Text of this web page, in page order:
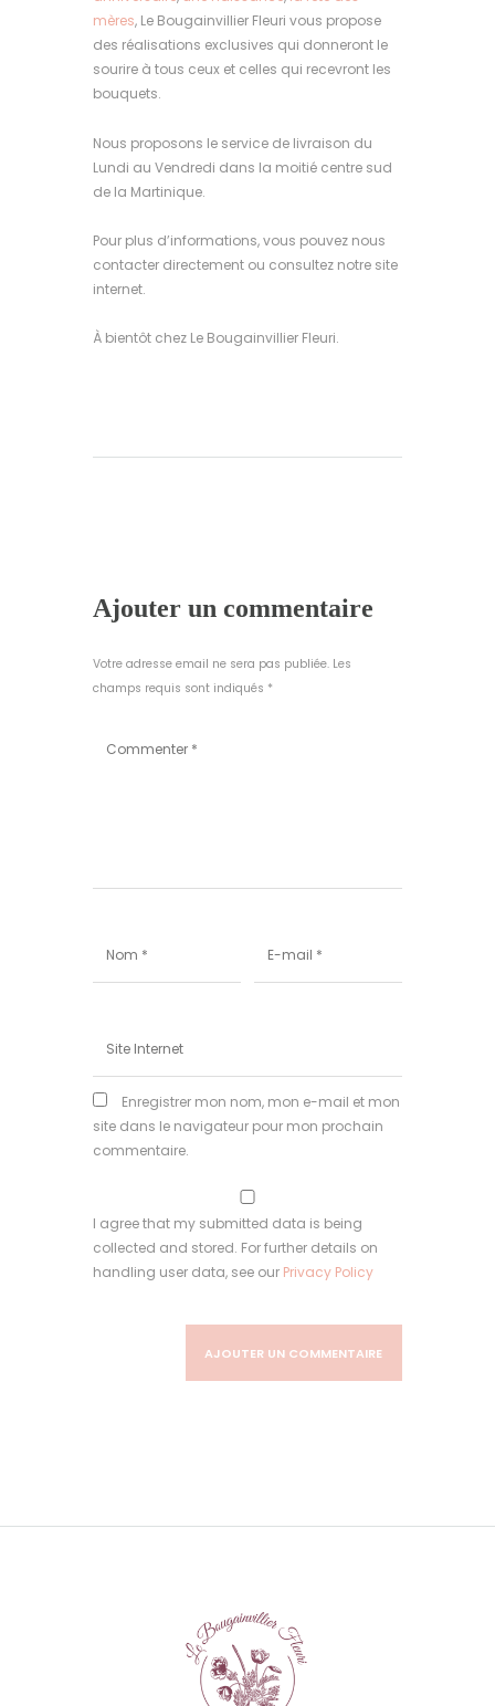
mères, Le Bougainvillier Fleuri vous propose
des réalisations exclusives qui donneront le
sourire à tous ceux et celles qui recevront les
bouquets.
Nous proposons le service de livraison du
Lundi au Vendredi dans la moitié centre sud
de la Martinique.
Pour plus d’informations, vous pouvez nous
contacter directement ou consultez notre site
internet.
À bientôt chez Le Bougainvillier Fleuri.
Ajouter un commentaire
Votre adresse email ne sera pas publiée. Les
champs requis sont indiqués *
Enregistrer mon nom, mon e-mail et mon
site dans le navigateur pour mon prochain
commentaire.
I agree that my submitted data is being
collected and stored. For further details on
handling user data, see our Privacy Policy